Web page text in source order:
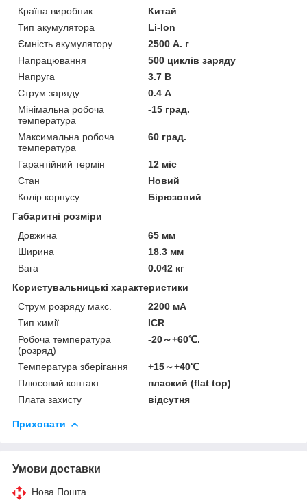
Країна виробник
Китай
Тип акумулятора
Li-Ion
Ємність акумулятору
2500 А. г
Напрацювання
500 циклів заряду
Напруга
3.7 В
Струм заряду
0.4 А
Мінімальна робоча
температура
-15 град.
Максимальна робоча
температура
60 град.
Гарантійний термін
12 міс
Стан
Новий
Колір корпусу
Бірюзовий
Габаритні розміри
Довжина
65 мм
Ширина
18.3 мм
Вага
0.042 кг
Користувальницькі характеристики
Струм розряду макс.
2200 мА
Тип химії
ICR
Робоча температура
(розряд)
-20～+60℃.
Температура зберігання
+15～+40℃
Плюсовий контакт
плаский (flat top)
Плата захисту
відсутня
Приховати
Умови доставки
Нова Пошта